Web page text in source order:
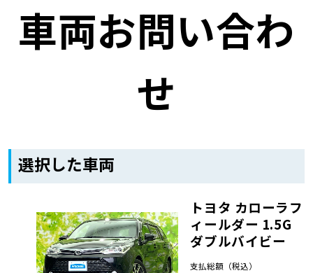
クルマを売る
車検見積
車検料金・メニュー
オイル交換・点検・整備予約
お役立ち情報
車両お問い合わ
せ
選択した車両
トヨタ カローラフ
ィールダー 1.5G
ダブルバイビー
支払総額 （税込）